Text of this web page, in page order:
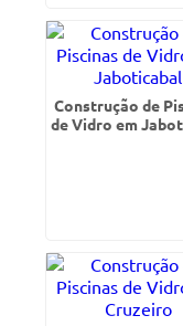
Construção de
de Vidro em